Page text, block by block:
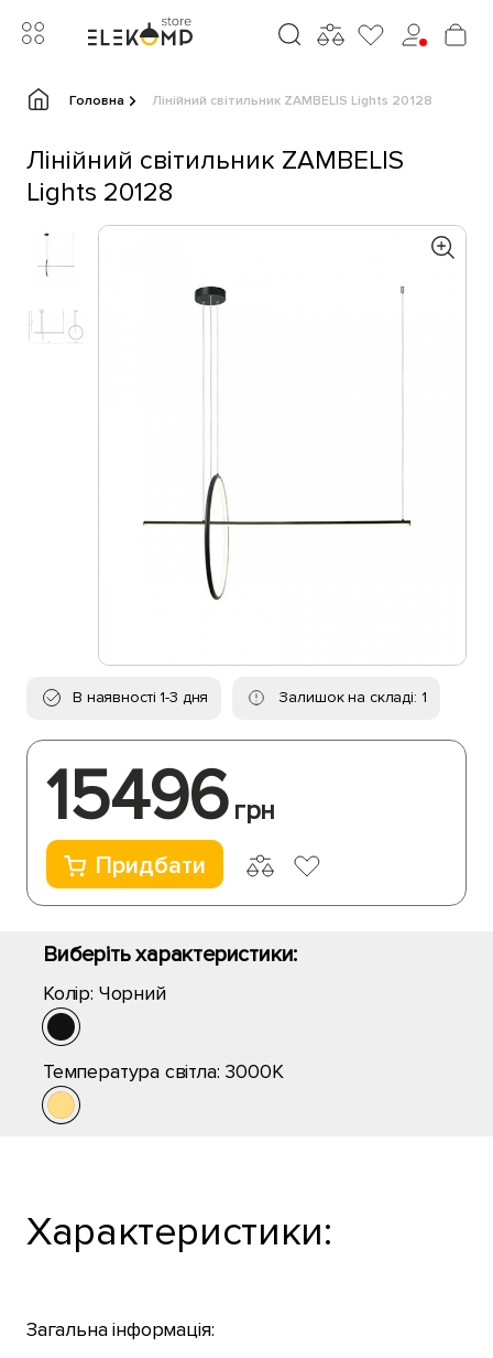
Головна Лінійний світильник ZAMBELIS Lights 20128
Лінійний світильник ZAMBELIS
Lights 20128
В наявності 1-3 дня Залишок на складі: 1
15496 грн
Придбати
Виберіть характеристики:
Колір: Чорний
Температура світла: 3000K
Характеристики:
Загальна інформація: